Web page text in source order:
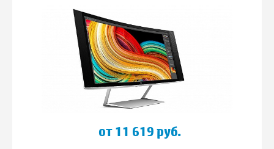
от 11 619 руб.